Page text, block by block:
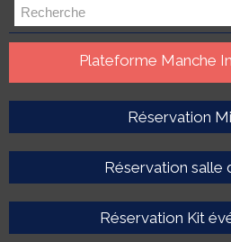
Plateforme Manche
Réservation
Réservation salle
Réservation Kit